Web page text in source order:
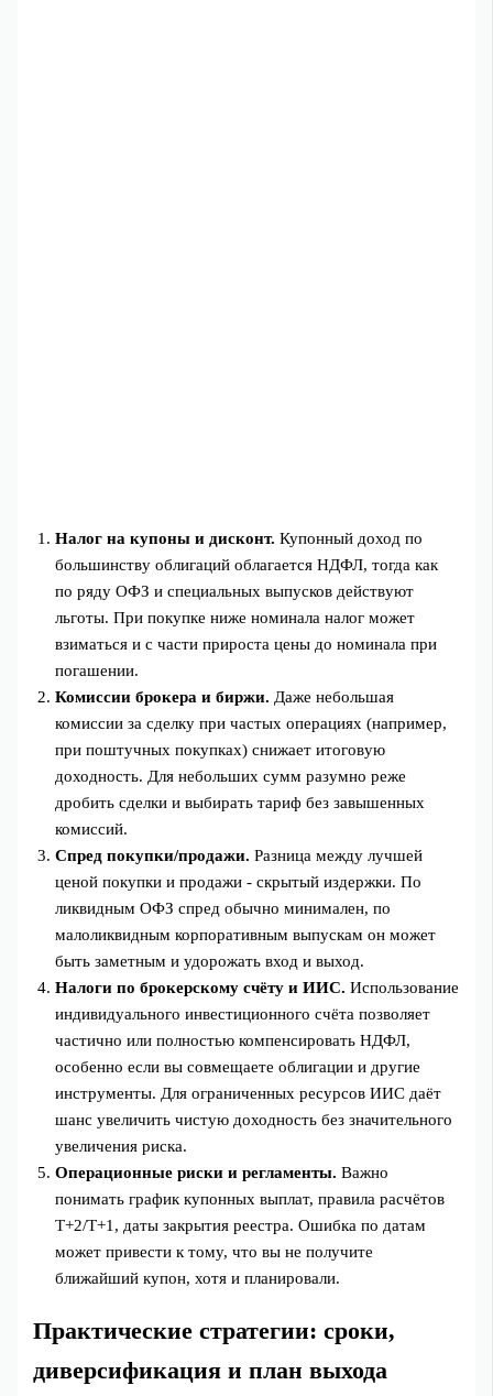
Налог на купоны и дисконт. Купонный доход по
большинству облигаций облагается НДФЛ, тогда как
по ряду ОФЗ и специальных выпусков действуют
льготы. При покупке ниже номинала налог может
взиматься и с части прироста цены до номинала при
погашении.
Комиссии брокера и биржи. Даже небольшая
комиссии за сделку при частых операциях (например,
при поштучных покупках) снижает итоговую
доходность. Для небольших сумм разумно реже
дробить сделки и выбирать тариф без завышенных
комиссий.
Спред покупки/продажи. Разница между лучшей
ценой покупки и продажи - скрытый издержки. По
ликвидным ОФЗ спред обычно минимален, по
малоликвидным корпоративным выпускам он может
быть заметным и удорожать вход и выход.
Налоги по брокерскому счёту и ИИС. Использование
индивидуального инвестиционного счёта позволяет
частично или полностью компенсировать НДФЛ,
особенно если вы совмещаете облигации и другие
инструменты. Для ограниченных ресурсов ИИС даёт
шанс увеличить чистую доходность без значительного
увеличения риска.
Операционные риски и регламенты. Важно
понимать график купонных выплат, правила расчётов
T+2/T+1, даты закрытия реестра. Ошибка по датам
может привести к тому, что вы не получите
ближайший купон, хотя и планировали.
Практические стратегии: сроки,
диверсификация и план выхода